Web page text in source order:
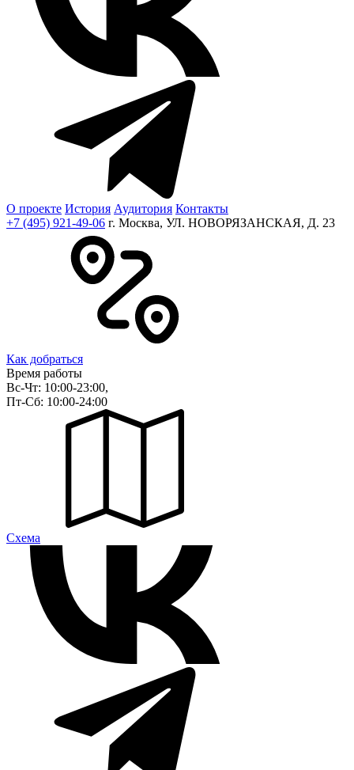
О проекте История Аудитория Контакты
+7 (495) 921-49-06 г. Москва, УЛ. НОВОРЯЗАНСКАЯ, Д. 23
Как добраться
Время работы
Вс-Чт: 10:00-23:00,
Пт-Сб: 10:00-24:00
Cхема